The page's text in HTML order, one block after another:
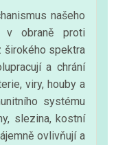
našeho
v obraně proti
širokého spektra
a chrání
viry, houby a
systému
slezina, kostní
ovlivňují a